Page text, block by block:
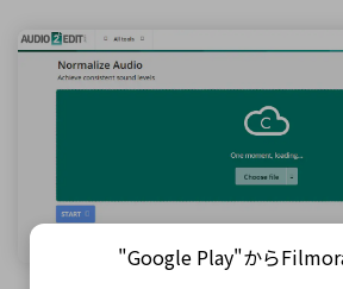
"Google Play"から